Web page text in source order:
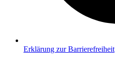
Erklärung zur Barrierefreiheit